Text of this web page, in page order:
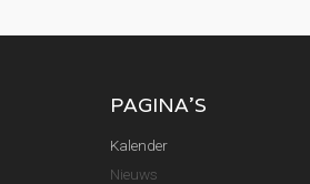
PAGINA'S
Kalender
Nieuws